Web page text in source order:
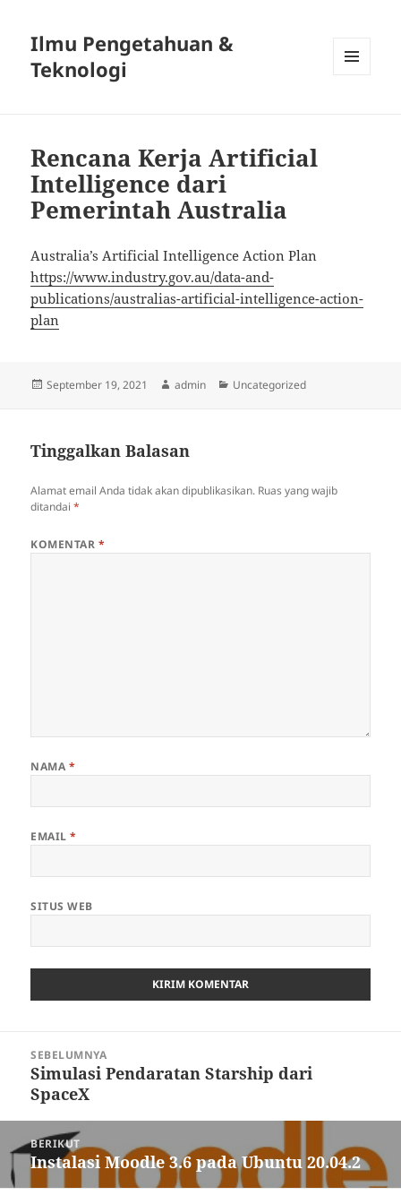
Ilmu Pengetahuan &
Teknologi
Rencana Kerja Artificial
Intelligence dari
Pemerintah Australia
Australia’s Artificial Intelligence Action Plan
https://www.industry.gov.au/data-and-
publications/australias-artificial-intelligence-action-
plan
Diposkan
September 19, 2021 Penulis
admin Kategori
Uncategorized
Tinggalkan Balasan
Alamat email Anda tidak akan dipublikasikan. Ruas yang wajib
ditandai*
KOMENTAR *
NAMA *
EMAIL*
SITUS WEB
SEBELUMNYA
Pos
sebelumnya:
Simulasi Pendaratan Starship dari
SpaceX
BERIKUT
Pos
Instalasi Moodle 3.6 pada Ubuntu 20.04.2